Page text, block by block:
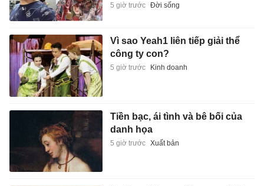
5 giờ trước Đời sống
Vì sao Yeah1 liên tiếp giải thể
công ty con?
5 giờ trước Kinh doanh
Tiền bạc, ái tình và bê bối của
danh họa
5 giờ trước Xuất bản